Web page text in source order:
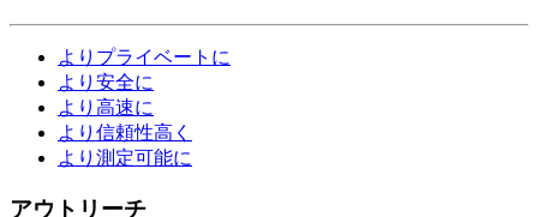
よりプライベートに
より安全に
より高速に
より信頼性高く
より測定可能に
アウトリーチ